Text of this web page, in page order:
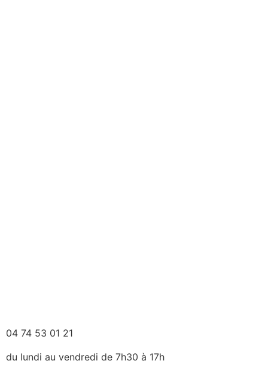
04 74 53 01 21
du lundi au vendredi de 7h30 à 17h